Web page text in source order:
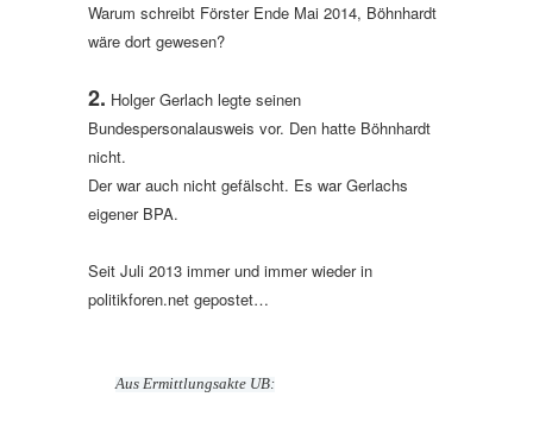
Warum schreibt Förster Ende Mai 2014, Böhnhardt
wäre dort gewesen?
2. Holger Gerlach legte seinen
Bundespersonalausweis vor. Den hatte Böhnhardt
nicht.
Der war auch nicht gefälscht. Es war Gerlachs
eigener BPA.
Seit Juli 2013 immer und immer wieder in
politikforen.net gepostet…
Aus Ermittlungsakte UB: